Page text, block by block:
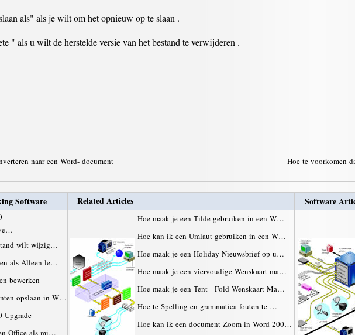
als" als je wilt om het opnieuw op te slaan .
" als u wilt de herstelde versie van het bestand te verwijderen .
naar een Word- document Hoe te voorkomen
Software
-
wilt wijzig…
als Alleen-le…
bewerken
opslaan in W…
Upgrade
Office als mi…
Related Articles
Hoe maak je een Tilde gebruiken in een W…
Hoe kan ik een Umlaut gebruiken in een W…
Hoe maak je een Holiday Nieuwsbrief op u…
Hoe maak je een viervoudige Wenskaart ma…
Hoe maak je een Tent - Fold Wenskaart Ma…
Hoe te Spelling en grammatica fouten te …
Hoe kan ik een document Zoom in Word 200…
Software